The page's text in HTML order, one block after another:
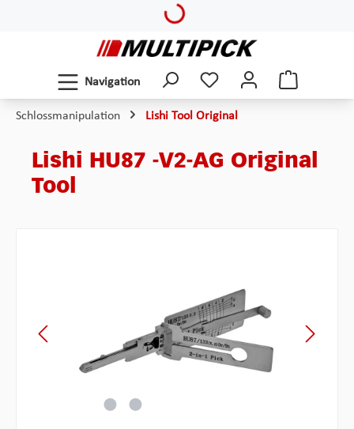
Loading...
Navigation
Schlossmanipulation Lishi Tool Original
Lishi HU87 -V2-AG Original
Tool